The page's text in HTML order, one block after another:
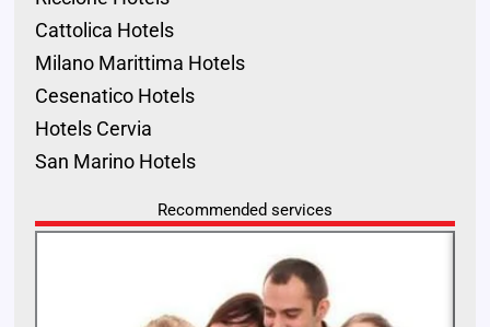
Cattolica Hotels
Milano Marittima Hotels
Cesenatico Hotels
Hotels Cervia
San Marino Hotels
Recommended services